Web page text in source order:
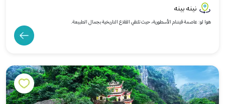
نينه بينه
هوا لو: عاصمة فيتنام الأسطورية، حيث تلتقي القلاع التاريخية بجمال الطبيعة.